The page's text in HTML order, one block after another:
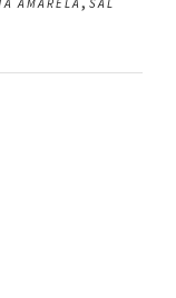
AMARELA SAL